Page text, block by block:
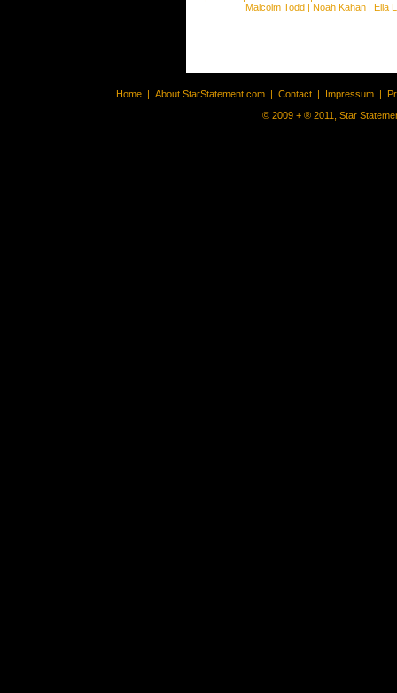
Malcolm Todd | Noah Kahan | Ella
Home | About StarStatement.com | Contact | Impressum |
© 2009 + ® 2011, Star